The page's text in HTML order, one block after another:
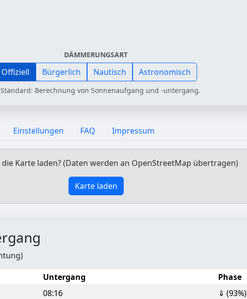
DÄMMERUNGSART
Offiziell Bürgerlich Nautisch Astronomisch
Berechnung von Sonnenaufgang und -untergang.
Einstellungen FAQ Impressum
die Karte laden? (Daten werden an OpenStreetMap übertragen)
Karte laden
Untergang
Phase
08:16
⇓ (93%)